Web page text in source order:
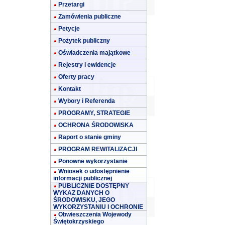
Przetargi
Zamówienia publiczne
Petycje
Pożytek publiczny
Oświadczenia majątkowe
Rejestry i ewidencje
Oferty pracy
Kontakt
Wybory i Referenda
PROGRAMY, STRATEGIE
OCHRONA ŚRODOWISKA
Raport o stanie gminy
PROGRAM REWITALIZACJI
Ponowne wykorzystanie
Wniosek o udostępnienie
informacji publicznej
PUBLICZNIE DOSTĘPNY
WYKAZ DANYCH O
ŚRODOWISKU, JEGO
WYKORZYSTANIU I OCHRONIE
Obwieszczenia Wojewody
Świętokrzyskiego